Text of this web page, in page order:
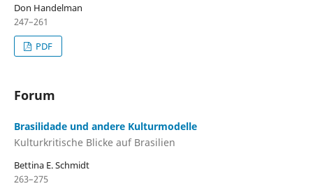
Don Handelman
247–261
PDF
Forum
Brasilidade und andere Kulturmodelle
Kulturkritische Blicke auf Brasilien
Bettina E. Schmidt
263–275